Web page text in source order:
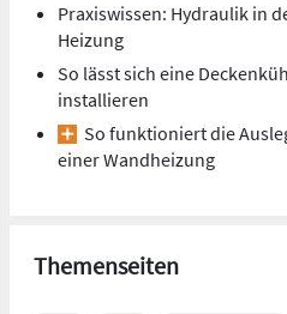
Praxiswissen: Hydraulik in
Heizung
So lässt sich eine
installieren
So funktioniert die
einer Wandheizung
Themenseiten